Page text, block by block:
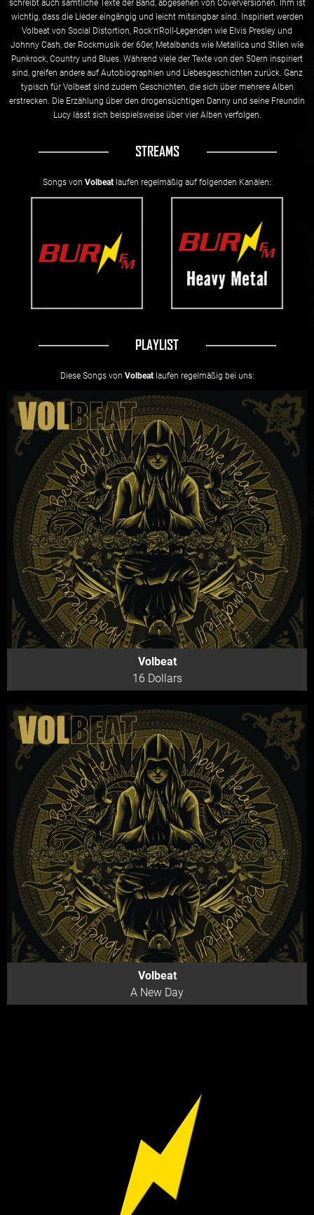
schreibt auch sämtliche Texte der Band, abgesehen von Coverversionen. Ihm ist
wichtig, dass die Lieder eingängig und leicht mitsingbar sind. Inspiriert werden
Volbeat von Social Distortion, Rock'n'Roll-Legenden wie Elvis Presley und
Johnny Cash, der Rockmusik der 60er, Metalbands wie Metallica und Stilen wie
Punkrock, Country und Blues. Während viele der Texte von den 50ern inspiriert
sind, greifen andere auf Autobiographien und Liebesgeschichten zurück. Ganz
typisch für Volbeat sind zudem Geschichten, die sich über mehrere Alben
erstrecken. Die Erzählung über den drogensüchtigen Danny und seine Freundin
Lucy lässt sich beispielsweise über vier Alben verfolgen.
STREAMS
Songs von Volbeat laufen regelmäßig auf folgenden Kanälen:
PLAYLIST
Diese Songs von Volbeatlaufen regelmäßig bei uns:
Volbeat
16 Dollars
Volbeat
A New Day